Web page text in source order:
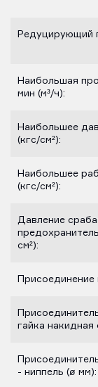
Редуцирующий
Наибольшая
мин (м³/ч):
Наибольшее
(кгс/см²):
Наибольшее
(кгс/см²):
Давление
см²):
Присоединение
гайка накидная
- ниппель (ø мм):